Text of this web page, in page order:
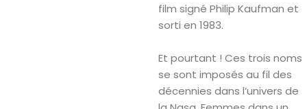
film signé Philip Kaufman et
sorti en 1983.
Et pourtant ! Ces trois noms
se sont imposés au fil des
décennies dans l’univers de